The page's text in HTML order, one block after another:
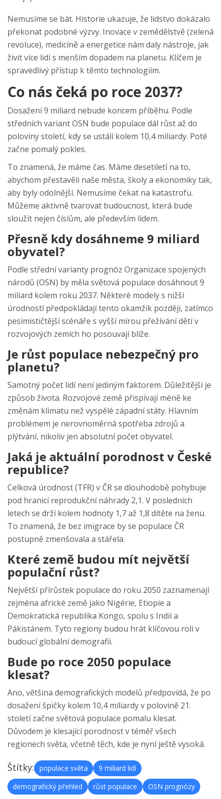
Nemusíme se bát. Historie ukazuje, že lidstvo dokázalo
překonat podobné výzvy. Inovace v zemědělstvě (zelená
revoluce), medicíně a energetice nám daly nástroje, jak
živit více lidí s menším dopadem na planetu. Klíčem je
spravedlivý přístup k těmto technologiím.
Co nás čeká po roce 2037?
Dosažení 9 miliard nebude koncem příběhu. Podle
středních variant OSN bude populace dál růst až do
poloviny století, kdy se ustálí kolem 10,4 miliardy. Poté
začne pomalý pokles.
To znamená, že máme čas. Máme desetiletí na to,
abychom přestavěli naše města, školy a ekonomiky tak,
aby byly odolnější. Nemusíme čekat na katastrofu.
Můžeme aktivně tvarovat budoucnost, která bude
sloužit nejen číslům, ale především lidem.
Přesně kdy dosáhneme 9 miliard
obyvatel?
Podle střední varianty prognóz Organizace spojených
národů (OSN) by měla světová populace dosáhnout 9
miliard kolem roku 2037. Některé modely s nižší
úrodností předpokládají tento okamžik později, zatímco
pesimističtější scénáře s vyšší mírou přežívání dětí v
rozvojových zemích ho posouvají blíže.
Je růst populace nebezpečný pro
planetu?
Samotný počet lidí není jediným faktorem. Důležitější je
způsob života. Rozvojové země přispívají méně ke
změnám klimatu než vyspělé západní státy. Hlavním
problémem je nerovnoměrná spotřeba zdrojů a
plýtvání, nikoliv jen absolutní počet obyvatel.
Jaká je aktuální porodnost v České
republice?
Celková úrodnost (TFR) v ČR se dlouhodobě pohybuje
pod hranicí reprodukční náhrady 2,1. V posledních
letech se drží kolem hodnoty 1,7 až 1,8 dítěte na ženu.
To znamená, že bez imigrace by se populace ČR
postupně zmenšovala a stářela.
Které země budou mít největší
populační růst?
Největší přírůstek populace do roku 2050 zaznamenají
zejména africké země jako Nigérie, Etiopie a
Demokratická republika Kongo, spolu s Indií a
Pákistánem. Tyto regiony budou hrát klíčovou roli v
budoucí globální demografii.
Bude po roce 2050 populace
klesat?
Ano, většina demografických modelů předpovídá, že po
dosažení špičky kolem 10,4 miliardy v polovině 21.
století začne světová populace pomalu klesat.
Důvodem je klesající porodnost v téměř všech
regionech světa, včetně těch, kde je nyní ještě vysoká.
Štítky: populace světa
9 miliard lidí
demografický přehled
růst populace OSN prognózy